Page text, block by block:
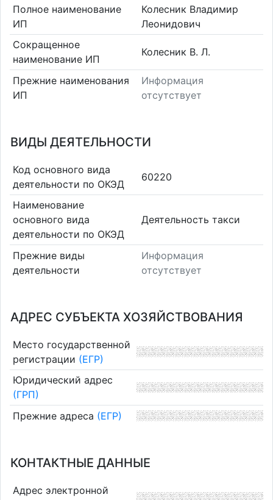
Полное наименование
ИП
Колесник Владимир
Леонидович
Сокращенное
наименование ИП
Колесник В. Л.
Прежние наименования
ИП
Информация
отсутствует
ВИДЫ ДЕЯТЕЛЬНОСТИ
Код основного вида
деятельности по ОКЭД
60220
Наименование
основного вида
деятельности по ОКЭД
Деятельность такси
Прежние виды
деятельности
Информация
отсутствует
АДРЕС СУБЪЕКТА ХОЗЯЙСТВОВАНИЯ
Место государственной
регистрации (ЕГР)
Юридический адрес
(ГРП)
Прежние адреса (ЕГР)
КОНТАКТНЫЕ ДАННЫЕ
Адрес электронной